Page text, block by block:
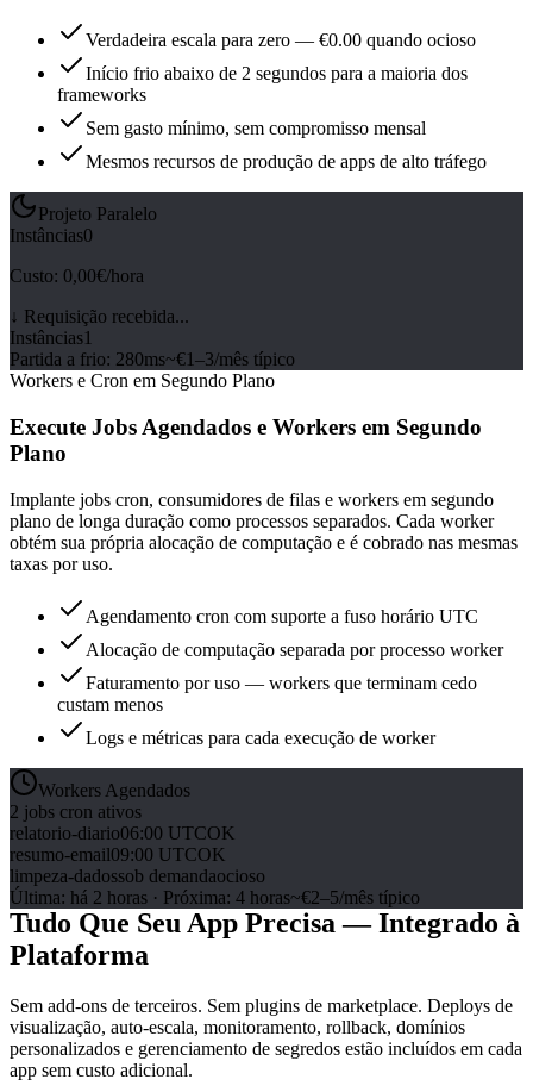
Verdadeira escala para zero — €0.00 quando ocioso
Início frio abaixo de 2 segundos para a maioria dos
frameworks
Sem gasto mínimo, sem compromisso mensal
Mesmos recursos de produção de apps de alto tráfego
Projeto Paralelo
Instâncias0
Custo: 0,00€/hora
↓ Requisição recebida...
Instâncias1
Partida a frio: 280ms~€1–3/mês típico
Workers e Cron em Segundo Plano
Execute Jobs Agendados e Workers em Segundo
Plano
Implante jobs cron, consumidores de filas e workers em segundo
plano de longa duração como processos separados. Cada worker
obtém sua própria alocação de computação e é cobrado nas mesmas
taxas por uso.
Agendamento cron com suporte a fuso horário UTC
Alocação de computação separada por processo worker
Faturamento por uso — workers que terminam cedo
custam menos
Logs e métricas para cada execução de worker
Workers Agendados
2 jobs cron ativos
relatorio-diario06:00 UTCOK
resumo-email09:00 UTCOK
limpeza-dadossob demandaocioso
Última: há 2 horas · Próxima: 4 horas~€2–5/mês típico
Tudo Que Seu App Precisa — Integrado à
Plataforma
Sem add-ons de terceiros. Sem plugins de marketplace. Deploys de
visualização, auto-escala, monitoramento, rollback, domínios
personalizados e gerenciamento de segredos estão incluídos em cada
app sem custo adicional.